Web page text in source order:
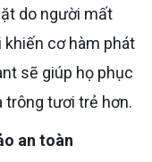
do người mất
cơ hàm phát
sẽ giúp họ phục
trông tươi trẻ hơn.
an toàn